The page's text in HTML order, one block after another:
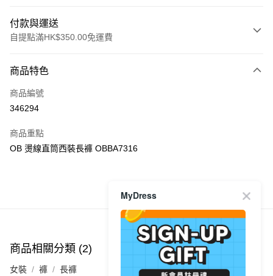
付款與運送
自提點滿HK$350.00免運費
信用卡
Apple Pay
PayMe
每筆HK$40.00，滿HK$350.00或以上免運費
付款後順豐站及營業點
每筆HK$40.00，滿HK$350.00或以上免運費
商品特色
商品編號
346294
商品重點
OB 燙線直筒西裝長褲 OBBA7316
商品推薦
商品相關分類 (2)
女裝 褲 長褲
MyDress